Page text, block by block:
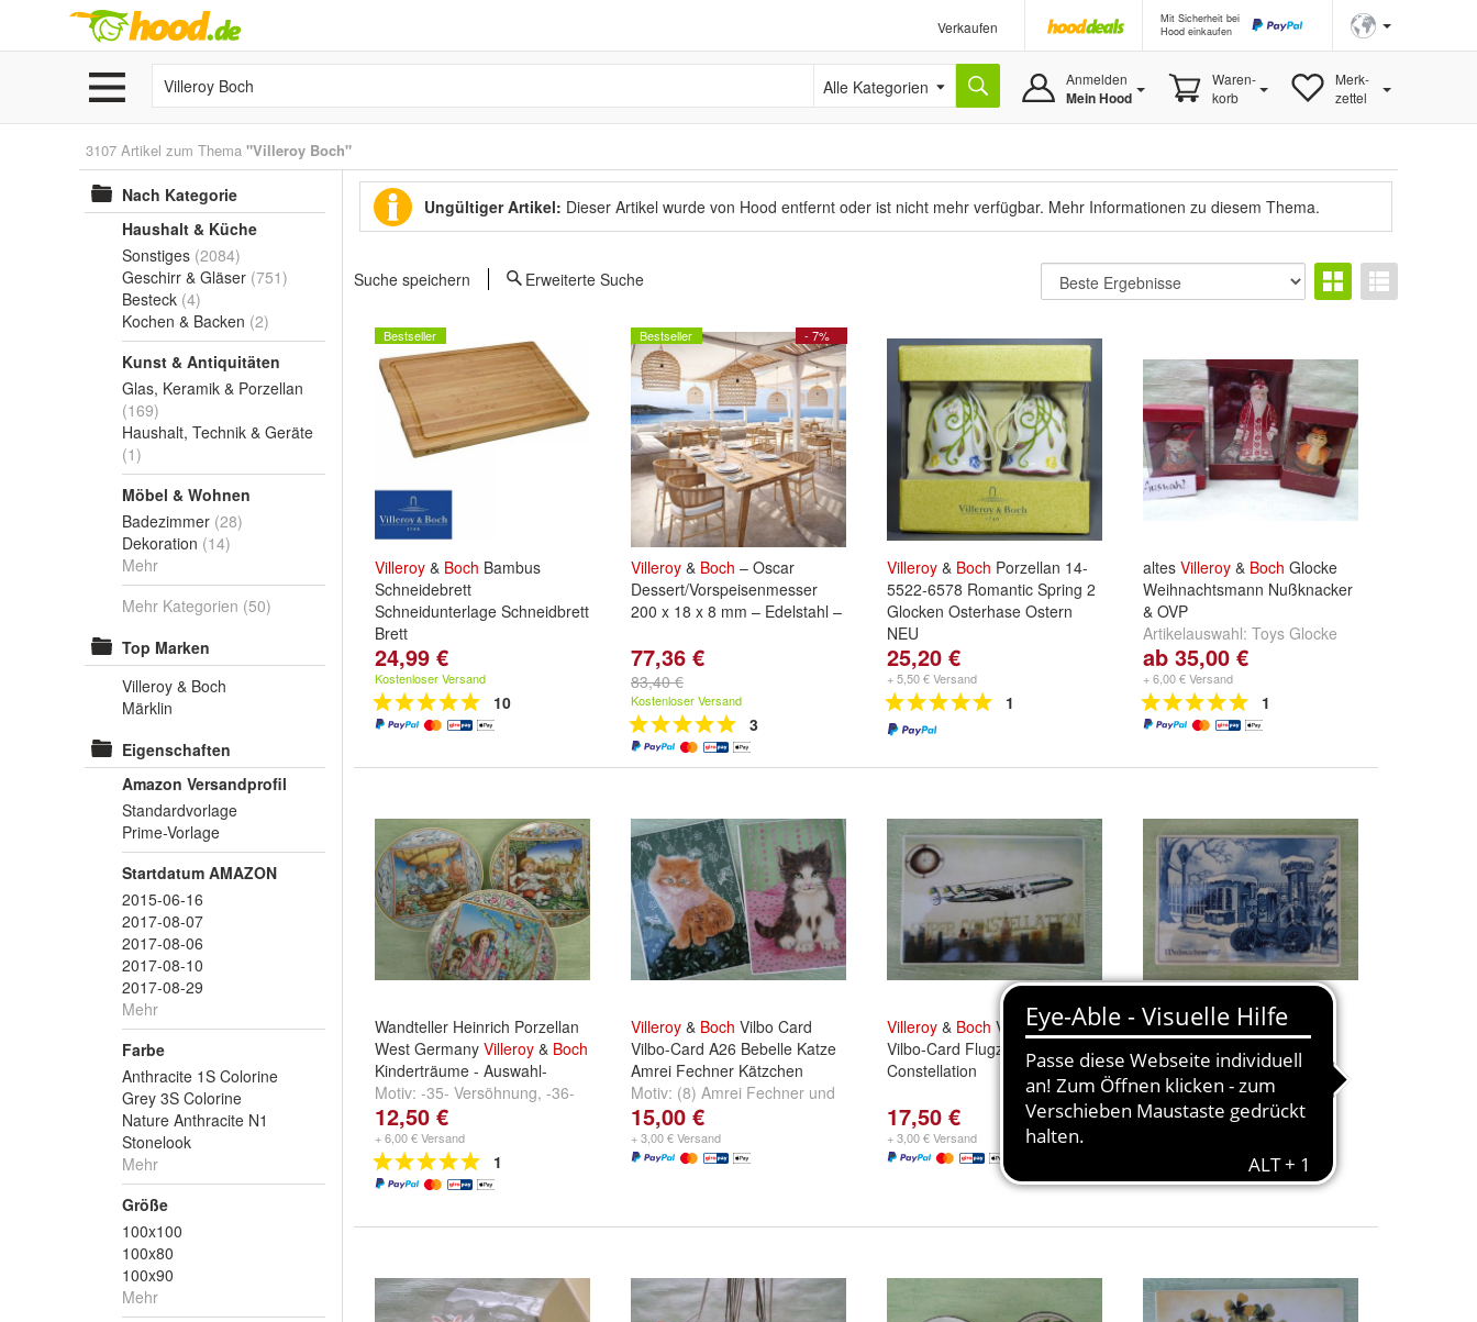
Verkaufen
Mit Sicherheit bei
Hood einkaufen
Alle Kategorien Anmelden
Mein Hood
Waren-
korb
Merk-
zettel
3107 Artikel zum Thema "Villeroy Boch"
Nach Kategorie
Haushalt & Küche
Sonstiges (2084)
Geschirr & Gläser (751)
Besteck (4)
Kochen & Backen (2)
Kunst & Antiquitäten
Glas, Keramik & Porzellan
(169)
Haushalt, Technik & Geräte
(1)
Möbel & Wohnen
Badezimmer (28)
Dekoration (14)
Mehr
Mehr Kategorien (50)
Top Marken
Villeroy & Boch
Märklin
Eigenschaften
Amazon Versandprofil
Standardvorlage
Prime-Vorlage
Startdatum AMAZON
2015-06-16
2017-08-07
2017-08-06
2017-08-10
2017-08-29
Mehr
Farbe
Anthracite 1S Colorine
Grey 3S Colorine
Nature Anthracite N1
Stonelook
Mehr
Größe
100x100
100x80
100x90
Mehr
Ungültiger Artikel: Dieser Artikel wurde von Hood entfernt oder ist nicht mehr verfügbar. Mehr Informationen zu diesem Thema.
Suche speichern Erweiterte Suche
Bestseller
Villeroy & Boch Bambus
Schneidebrett
Schneidunterlage Schneidbrett
Brett
24,99 €
Kostenloser Versand
10
- 7%
Bestseller
Villeroy & Boch – Oscar
Dessert/Vorspeisenmesser
200 x 18 x 8 mm – Edelstahl –
77,36 €
83,40 €
Kostenloser Versand
3
Villeroy & Boch Porzellan 14-
5522-6578 Romantic Spring 2
Glocken Osterhase Ostern
NEU
25,20 €
+ 5,50 € Versand
1
altes Villeroy & Boch Glocke
Weihnachtsmann Nußknacker
& OVP
Artikelauswahl: Toys Glocke
7,5cm,Skandinavia
Weihnachtsmann 17,5cm
Nußknacker/König Dose
8,5cm
ab 35,00 €
+ 6,00 € Versand
1
Wandteller Heinrich Porzellan
West Germany Villeroy & Boch
Kinderträume - Auswahl-
Motiv: -35- Versöhnung, -36-
Über den Wolken
Sommerzauber
12,50 €
+ 6,00 € Versand
1
Villeroy & Boch Vilbo Card
Vilbo-Card A26 Bebelle Katze
Amrei Fechner Kätzchen
Motiv: (8) Amrei Fechner und
(8) A26 Bebelle
15,00 €
+ 3,00 € Versand
Villeroy & Boch Vilbo Card
Vilbo-Card Flugzeug Super
Constellation
17,50 €
+ 3,00 € Versand
Villeroy&Boch Vilbo Card
Vilbo-Card Weihnachten 87
Shell
17,50 €